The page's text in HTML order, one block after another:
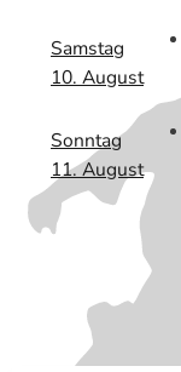
Samstag
10. August
Sonntag
11. August